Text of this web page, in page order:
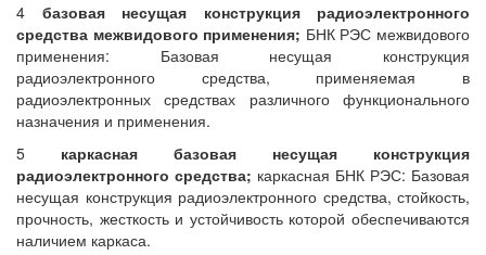
4 базовая несущая конструкция радиоэлектронного
средства межвидового применения; БНК РЭС межвидового
применения: Базовая несущая конструкция
радиоэлектронного средства, применяемая в
радиоэлектронных средствах различного функционального
назначения и применения.
5 каркасная базовая несущая конструкция
радиоэлектронного средства; каркасная БНК РЭС: Базовая
несущая конструкция радиоэлектронного средства, стойкость,
прочность, жесткость и устойчивость которой обеспечиваются
наличием каркаса.